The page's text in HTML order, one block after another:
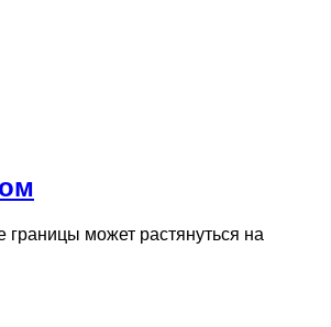
может растянуться на